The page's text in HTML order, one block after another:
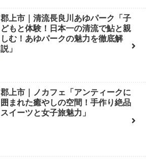
郡上市｜清流長良川あゆパーク「子
どもと体験！日本一の清流で鮎と親
しむ！あゆパークの魅力を徹底解
説」
郡上市｜ノカフェ「アンティークに
囲まれた癒やしの空間！手作り絶品
スイーツと女子旅魅力」